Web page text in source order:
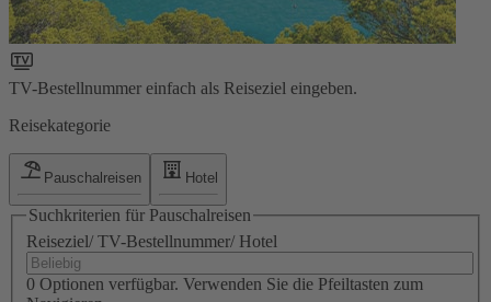
TV-Bestellnummer einfach als Reiseziel eingeben.
Reisekategorie
Pauschalreisen Hotel
Suchkriterien für Pauschalreisen
Reiseziel/ TV-Bestellnummer/ Hotel
0 Optionen verfügbar. Verwenden Sie die Pfeiltasten zum